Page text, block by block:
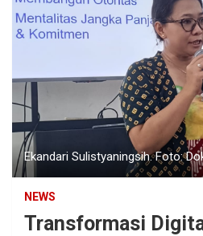
Ekandari Sulistyaningsih. Foto:
NEWS
Transformasi